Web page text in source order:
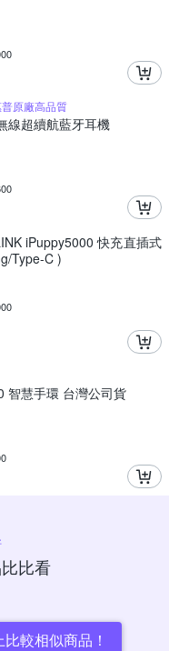
原廠高品質
線超續航藍牙耳機
iPuppy5000 快充直插式
Type-C )
智慧手環 台灣公司貨
比看
較相似商品！